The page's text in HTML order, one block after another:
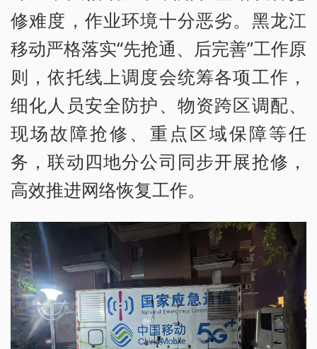
修难度，作业环境十分恶劣。黑龙江
移动严格落实“先抢通、后完善”工作原
则，依托线上调度会统筹各项工作，
细化人员安全防护、物资跨区调配、
现场故障抢修、重点区域保障等任
务，联动四地分公司同步开展抢修，
高效推进网络恢复工作。